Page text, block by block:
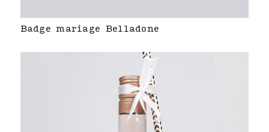
Badge mariage Belladone